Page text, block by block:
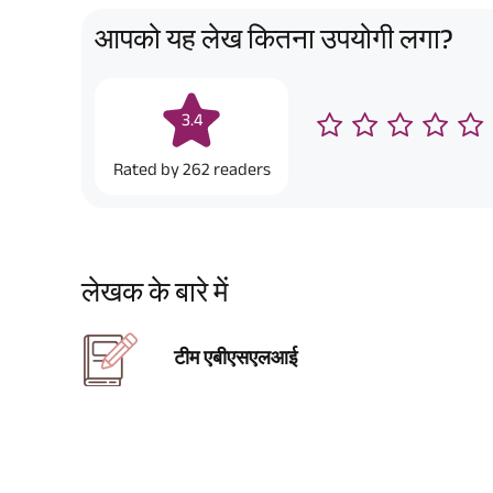
आपको यह लेख कितना उपयोगी लगा?
3.4
Rated by262 readers
लेखक के बारे में
टीम एबीएसएलआई